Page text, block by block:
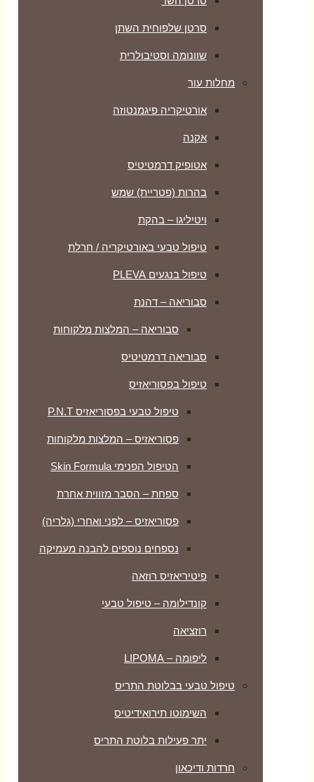
סרטן שלפוחית השתן
שוונומה וסטיבולרית
מחלות עור
אורטיקריה פיגמנטוזה
אקנה
אטופיק דרמטיטיס
בהרות (פטריית) שמש
ויטיליגו – בהקת
טיפול טבעי באורטיקריה / חרלת
טיפול בנגעים PLEVA
סבוריאה – דהנת
סבוריאה – המלצות מלקוחות
סבוריאה דרמטיטיס
טיפול בפסוריאזיס
טיפול טבעי בפסוריאזיס P.N.T
פסוריאזיס – המלצות מלקוחות
הטיפול הפנימי Skin Formula
ספחת – הסבר מזווית אחרת
פסוריאזיס – לפני ואחרי (גלריה)
נספחים נוספים להבנה מעמיקה
פיטיריאזיס רוזאה
קונדילומה – טיפול טבעי
רוזציאה
ליפומה – LIPOMA
טיפול טבעי בבלוטת התריס
השימוטו תירואידיטיס
יתר פעילות בלוטת התריס
חרדות ודיכאון